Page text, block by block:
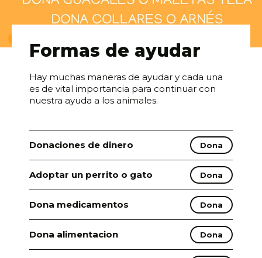
Formas de ayudar
Hay muchas maneras de ayudar y cada una
es de vital importancia para continuar con
nuestra ayuda a los animales.
Donaciones de dinero Dona
Adoptar un perrito o gato Dona
Dona medicamentos Dona
Dona alimentacion Dona